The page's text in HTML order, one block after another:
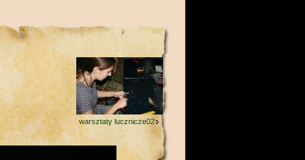
warsztaty lucznicze02